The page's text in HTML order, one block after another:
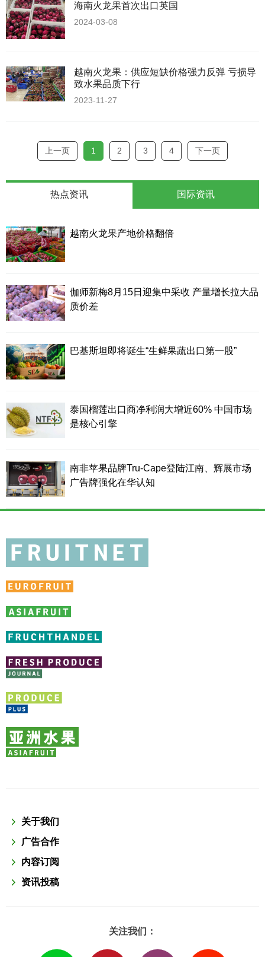
海南火龙果首次出口英国
2024-03-08
越南火龙果：供应短缺价格强力反弹 亏损导
致水果品质下行
2023-11-27
上一页 1 2 3 4 下一页
热点资讯
越南火龙果产地价格翻倍
伽师新梅8月15日迎集中采收 产量增长拉大品
质价差
巴基斯坦即将诞生“生鲜果蔬出口第一股”
泰国榴莲出口商净利润大增近60% 中国市场
是核心引擎
南非苹果品牌Tru-Cape登陆江南、辉展市场
广告牌强化在华认知
国际资讯
关于我们
广告合作
内容订阅
资讯投稿
关注我们：